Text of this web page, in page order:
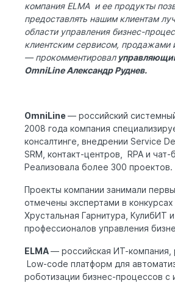
компания ELMA и ее продукты
предоставлять нашим клиентам
области управления бизнес-
клиентским сервисом, продажами
— прокомментировал
OmniLine Александр Руднев.
OmniLine — российский
2008 года компания
консалтинге, внедрении Service
SRM, контакт-центров, RPA и чат-
Реализовала более 300 проектов.
Проекты компании занимали
отмечены экспертами в конкурсах
Хрустальная Гарнитура, КулибИТ
профессионалов управления
ELMA— российская ИТ-компания,
Low-code платформ для
роботизации бизнес-процессов с